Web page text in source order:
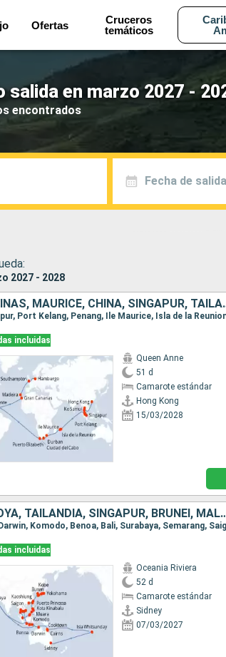
Ofertas
Cruceros
temáticos
en marzo 2027 -
encontrados
Fecha de salida
2027 - 2028
SUDAFRICA, SAN VINCENT Y LAS
incluidas
Queen Anne
51 d
Camarote estándar
Hong Kong
15/03/2028
AUSTRALIA, INDONESIA, VIETNAM, CAMBOYA, TAILANDIA,
incluidas
Oceania Riviera
52 d
Camarote estándar
Sidney
07/03/2027